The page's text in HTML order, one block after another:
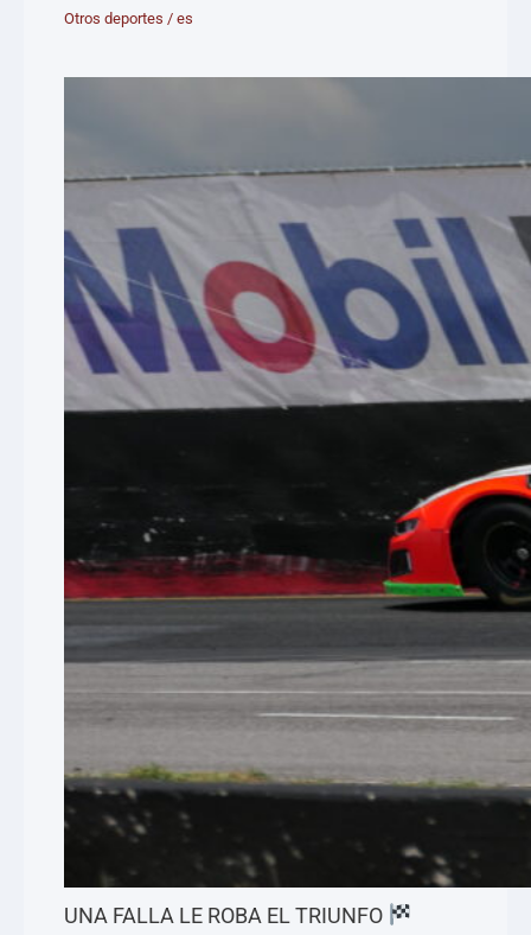
Otros deportes /es
UNA FALLA LE ROBA EL TRIUNFO